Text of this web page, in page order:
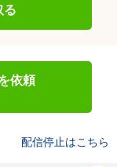
る
依頼
配信停止はこちら